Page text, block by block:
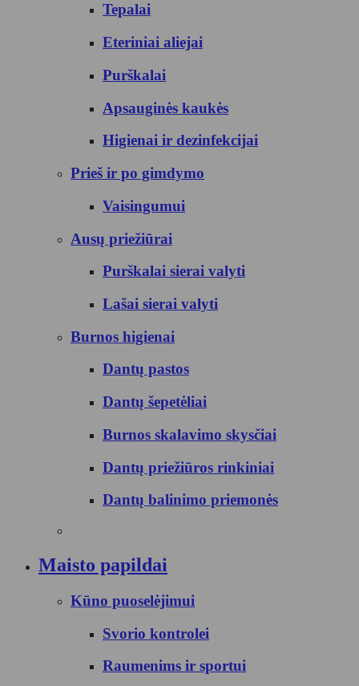
Tepalai
Eteriniai aliejai
Purškalai
Apsauginės kaukės
Higienai ir dezinfekcijai
Prieš ir po gimdymo
Vaisingumui
Ausų priežiūrai
Purškalai sierai valyti
Lašai sierai valyti
Burnos higienai
Dantų pastos
Dantų šepetėliai
Burnos skalavimo skysčiai
Dantų priežiūros rinkiniai
Dantų balinimo priemonės
Maisto papildai
Kūno puoselėjimui
Svorio kontrolei
Raumenims ir sportui